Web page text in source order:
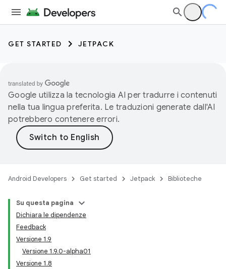
GET STARTED JETPACK
Google utilizza la tecnologia AI per tradurre i contenuti
nella tua lingua preferita. Le traduzioni generate dall'AI
potrebbero contenere errori.
Android Developers Get started Jetpack Biblioteche
Su questa pagina
Dichiara le dipendenze
Feedback
Versione 1.9
Versione 1.9.0-alpha01
Versione 1.8